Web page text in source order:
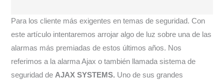
Para los cliente más exigentes en temas de seguridad. Con
este artículo intentaremos arrojar algo de luz sobre una de las
alarmas más premiadas de estos últimos años. Nos
referimos a la alarma Ajax o también llamada sistema de
seguridad deAJAX SYSTEMS. Uno de sus grandes